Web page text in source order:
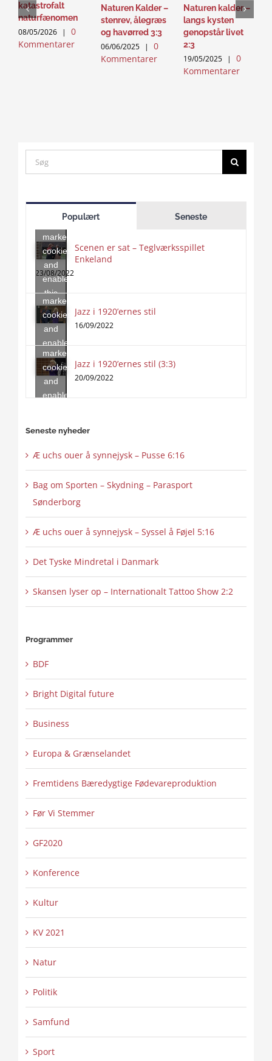
katastrofalt
naturfænomen
08/05/2026 |
0
Kommentarer
Naturen Kalder –
stenrev, ålegræs
og havørred 3:3
06/06/2025 |
0
Kommentarer
Naturen kalder –
langs kysten
genopstår livet
2:3
19/05/2025 |
0
Kommentarer
Search
for:
Populært Seneste
accept
marketing
cookies
and
enable
this
content
Scenen er sat – Teglværksspillet
Enkeland
23/08/2022
Click
to
marketing
cookies
and
enable
this
content
Jazz i 1920’ernes stil
16/09/2022
Click
to
accept
marketing
cookies
and
enable
Jazz i 1920’ernes stil (3:3)
20/09/2022
Seneste nyheder
Æ uchs ouer å synnejysk – Pusse 6:16
Bag om Sporten – Skydning – Parasport
Sønderborg
Æ uchs ouer å synnejysk – Syssel å Føjel 5:16
Det Tyske Mindretal i Danmark
Skansen lyser op – Internationalt Tattoo Show 2:2
Programmer
BDF
Bright Digital future
Business
Europa & Grænselandet
Fremtidens Bæredygtige Fødevareproduktion
Før Vi Stemmer
GF2020
Konference
Kultur
KV 2021
Natur
Politik
Samfund
Sport